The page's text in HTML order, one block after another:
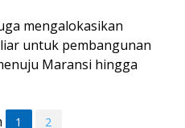
mengalokasikan
untuk pembangunan
Maransi hingga
1 2